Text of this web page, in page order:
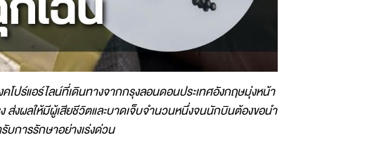
ปร์แอร์ไลน์ที่เดินทางจากกรุงลอนดอนประเทศอังกฤษมุ่งหน้า
ส่งผลให้มีผู้เสียชีวิตและบาดเจ็บจำนวนหนึ่งจนนักบินต้องขอนำ
การรักษาอย่างเร่งด่วน